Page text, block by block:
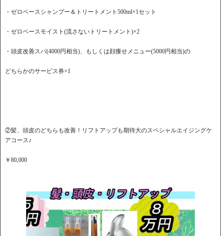
・ゼロベースシャンプー＆トリートメント500ml×1セット
・ゼロベースモイスト(流さないトリートメント)×2
・頭皮改善スパ(4000円相当)、もしくは顔痩せメニュー(5000円相当)の
どちらかのサービス券×1
②髪、頭皮のどちらも改善！リフトアップも期待大のスペシャルエイジングケ
アコース♪
￥80,000